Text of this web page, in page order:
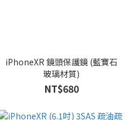
iPhoneXR 鏡頭保護鏡 (藍寶石
玻璃材質)
NT$680